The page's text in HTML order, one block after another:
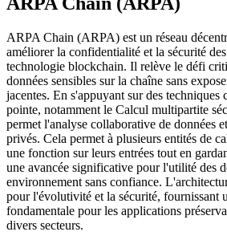
ARPA Chain (ARPA) est un réseau
améliorer la confidentialité et la sécurité
technologie blockchain. Il relève le défi
données sensibles sur la chaîne sans
jacentes. En s'appuyant sur des techniques
pointe, notamment le Calcul multipartite
permet l'analyse collaborative de données
privés. Cela permet à plusieurs entités de
une fonction sur leurs entrées tout en
une avancée significative pour l'utilité des
environnement sans confiance.
pour l'évolutivité et la sécurité, fournissant
fondamentale pour les applications
divers secteurs.